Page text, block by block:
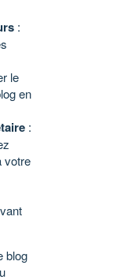
:
le
en
:
votre
blog